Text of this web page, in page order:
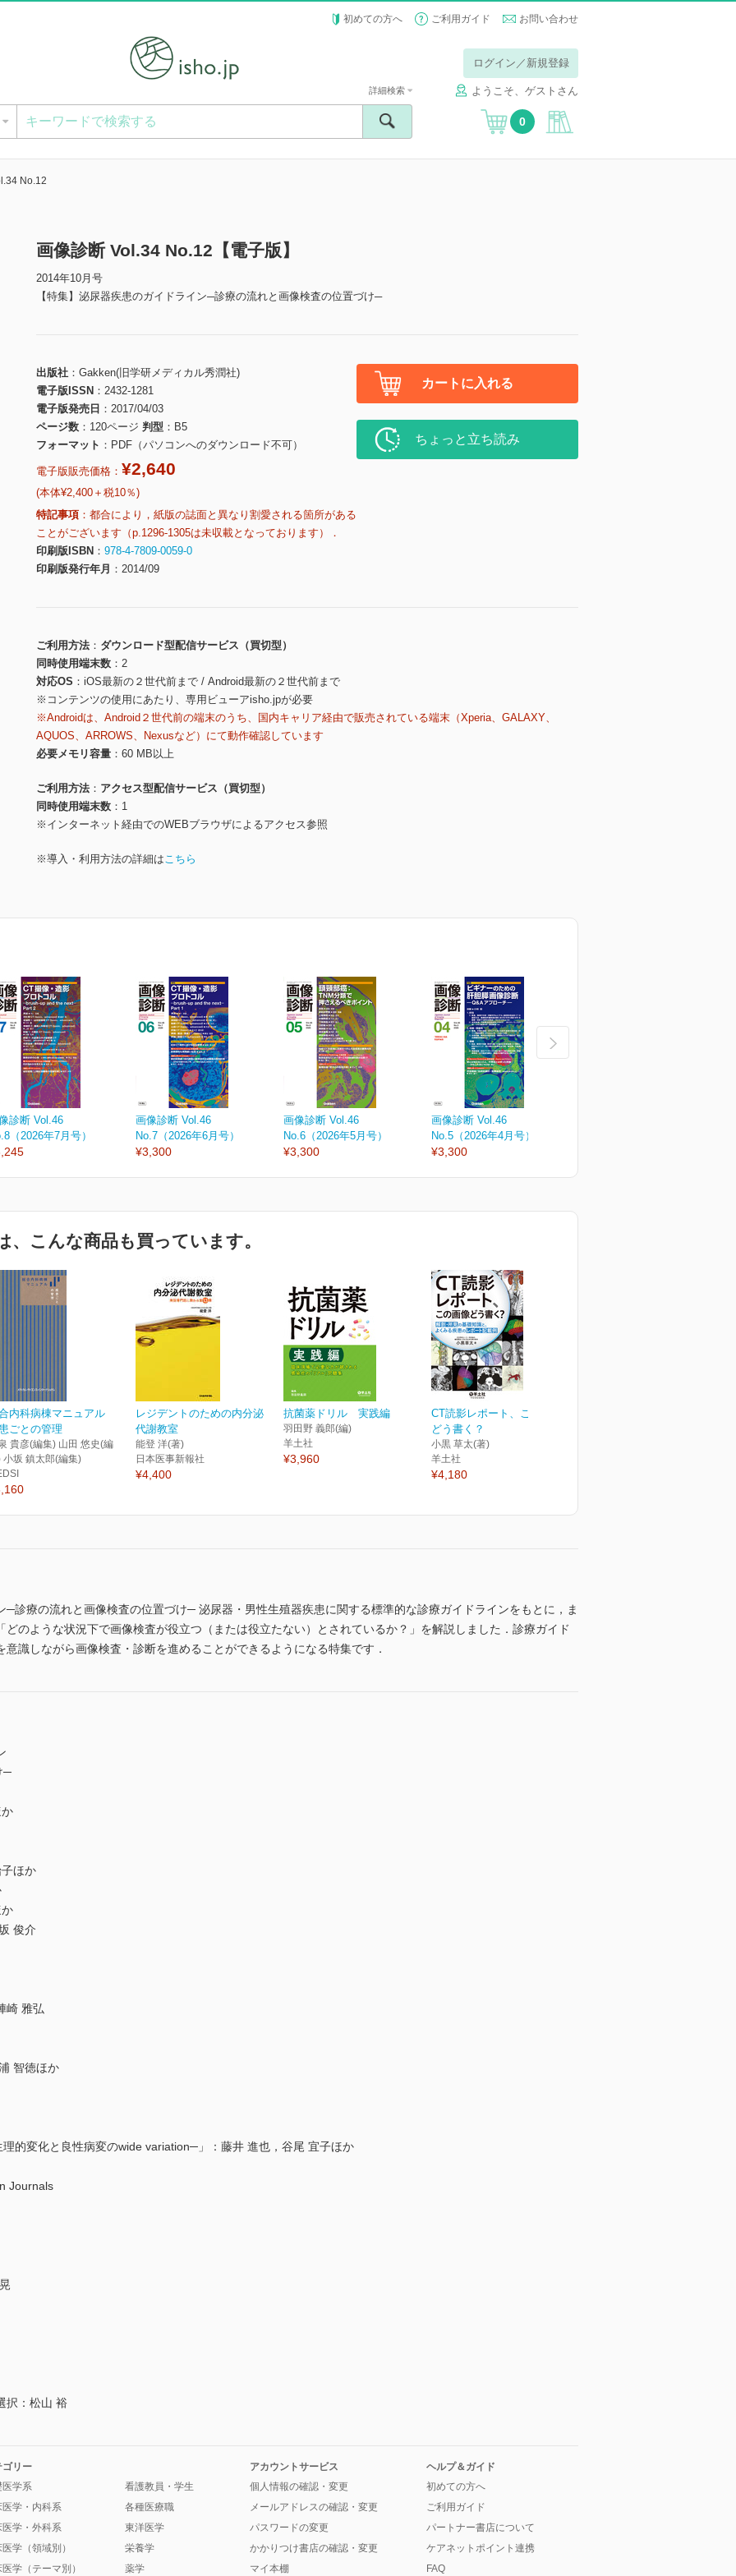
初めての方へ ご利用ガイド お問い合わせ
ログイン／新規登録
ようこそ、ゲストさん
詳細検索
0
No.12
画像診断 Vol.34 No.12【電子版】
2014年10月号
【特集】泌尿器疾患のガイドライン─診療の流れと画像検査の位置づけ─
出版社
Gakken(旧学研メディカル秀潤社)
電子版ISSN
2432-1281
電子版発売日
2017/04/03
ページ数
120ページ 判型
B5
フォーマット
PDF（パソコンへのダウンロード不可）
電子版販売価格： ¥2,640
(本体¥2,400＋税10％)
特記事項
都合により，紙版の誌面と異なり割愛される箇所がある
ことがございます（p.1296-1305は未収載となっております）．
印刷版ISBN
978-4-7809-0059-0
印刷版発行年月
2014/09
カートに入れる
ちょっと立ち読み
ご利用方法
ダウンロード型配信サービス（買切型）
同時使用端末数
2
対応OS
iOS最新の２世代前まで / Android最新の２世代前まで
※コンテンツの使用にあたり、専用ビューアisho.jpが必要
※Androidは、Android２世代前の端末のうち、国内キャリア経由で販売されている端末（Xperia、GALAXY、
AQUOS、ARROWS、Nexusなど）にて動作確認しています
必要メモリ容量
60 MB以上
ご利用方法
アクセス型配信サービス（買切型）
同時使用端末数
1
※インターネット経由でのWEBブラウザによるアクセス参照
※導入・利用方法の詳細はこちら
診断 Vol.46
（2026年7月号）
画像診断 Vol.46
No.7（2026年6月号）
¥3,300
画像診断 Vol.46
No.6（2026年5月号）
¥3,300
画像診断 Vol.46
No.5（2026年4月号）
¥3,300
、こんな商品も買っています。
内科病棟マニュアル
ごとの管理
貴彦(編集) 山田 悠史(編
小坂 鎮太郎(編集)
レジデントのための内分泌
代謝教室
能登 洋(著)
日本医事新報社
¥4,400
抗菌薬ドリル 実践編
羽田野 義郎(編)
羊土社
¥3,960
CT読影レポート、この画像
どう書く？
小黒 草太(著)
羊土社
¥4,180
─診療の流れと画像検査の位置づけ─ 泌尿器・男性生殖器疾患に関する標準的な診療ガイドラインをもとに，ま
のような状況下で画像検査が役立つ（または役立たない）とされているか？」を解説しました．診療ガイド
識しながら画像検査・診断を進めることができるようになる特集です．
─
ほか
俊介
崎 雅弘
智徳ほか
的変化と良性病変のwide variation─」：藤井 進也，谷尾 宜子ほか
Journals
択：松山 裕
ゴリー
医学系
医学・内科系
医学・外科系
学（領域別）
学（テーマ別）
看護教員・学生
各種医療職
東洋医学
栄養学
薬学
アカウントサービス
個人情報の確認・変更
メールアドレスの確認・変更
パスワードの変更
かかりつけ書店の確認・変更
マイ本棚
ヘルプ＆ガイド
初めての方へ
ご利用ガイド
パートナー書店について
ケアネットポイント連携
FAQ